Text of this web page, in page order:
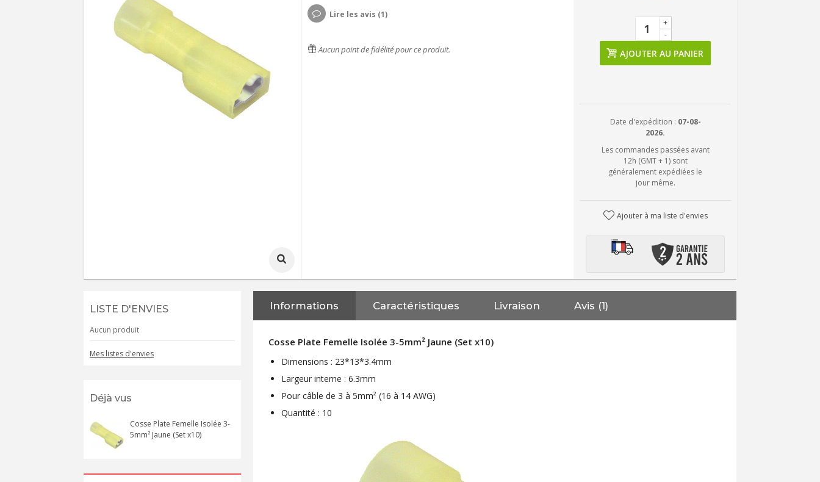
Lire les avis (1)
Aucun point de fidélité pour ce produit.
-
+
AJOUTER AU PANIER
Date d'expédition : 07-08-
2026.
Les commandes passées avant
12h (GMT + 1) sont
généralement expédiées le
jour même.
Ajouter à ma liste d'envies
LISTE D'ENVIES
Aucun produit
Mes listes d'envies
Déjà vus
Cosse Plate Femelle Isolée 3-
5mm² Jaune (Set x10)
Informations Caractéristiques Livraison Avis (1)
Cosse Plate Femelle Isolée 3-5mm² Jaune (Set x10)
Dimensions : 23*13*3.4mm
Largeur interne : 6.3mm
Pour câble de 3 à 5mm² (16 à 14 AWG)
Quantité : 10